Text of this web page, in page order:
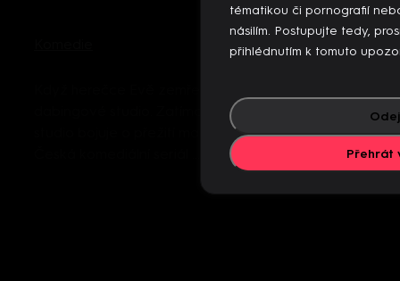
tématikou či pornografií
násilím. Postupujte tedy,
přihlédnutím k tomuto
Přehrát
dabingové studio. Zatímco má Eva velké plány,
studio bojuje o přežití mazanými podvůdky...
Více